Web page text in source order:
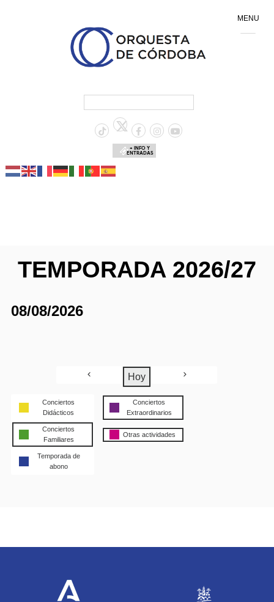
+ INFO Y
ENTRADAS
TEMPORADA 2026/27
08/08/2026
Hoy
Conciertos
Didácticos
Conciertos
Extraordinarios
Conciertos
Familiares
Otras actividades
Temporada de
abono
MENU